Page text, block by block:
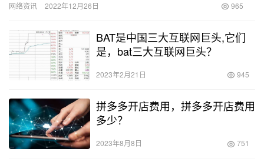
网络资讯 2022年12月26日 965
BAT是中国三大互联网巨头,它们
是，bat三大互联网巨头？
2023年2月21日 945
拼多多开店费用，拼多多开店费用
多少？
2023年8月8日 751